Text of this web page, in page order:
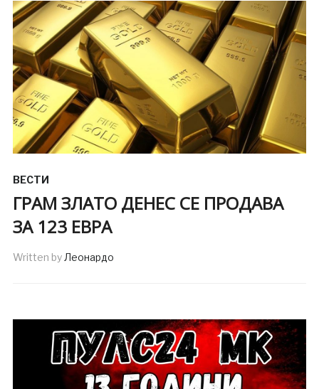
ВЕСТИ
ГРАМ ЗЛАТО ДЕНЕС СЕ ПРОДАВА
ЗА 123 ЕВРА
Written byЛеонардо